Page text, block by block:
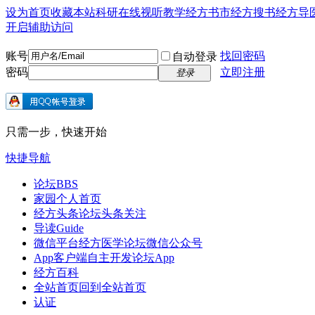
设为首页收藏本站科研在线视听教学经方书市经方搜书经方导
开启辅助访问
账号 自动登录 找回密码
密码
登录 立即注册
只需一步，快速开始
快捷导航
论坛BBS
家园个人首页
经方头条论坛头条关注
导读Guide
微信平台经方医学论坛微信公众号
App客户端自主开发论坛App
经方百科
全站首页回到全站首页
认证